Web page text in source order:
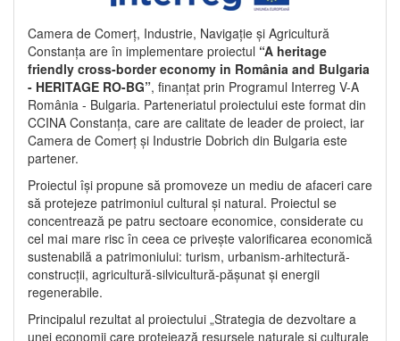
Camera de Comerț, Industrie, Navigație și Agricultură
Constanța are în implementare proiectul “A heritage
friendly cross-border economy in România and Bulgaria
- HERITAGE RO-BG”, finanțat prin Programul Interreg V-A
România - Bulgaria. Parteneriatul proiectului este format din
CCINA Constanța, care are calitate de leader de proiect, iar
Camera de Comerț și Industrie Dobrich din Bulgaria este
partener.
Proiectul își propune să promoveze un mediu de afaceri care
să protejeze patrimoniul cultural și natural. Proiectul se
concentrează pe patru sectoare economice, considerate cu
cel mai mare risc în ceea ce privește valorificarea economică
sustenabilă a patrimoniului: turism, urbanism-arhitectură-
construcții, agricultură-silvicultură-pășunat și energii
regenerabile.
Principalul rezultat al proiectului „Strategia de dezvoltare a
unei economii care protejează resursele naturale și culturale